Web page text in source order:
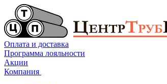
Оплата и доставка
Программа лояльности
Акции
Компания